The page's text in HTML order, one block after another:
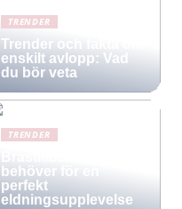
TRENDER
Trender och fakta om
enskilt avlopp: Vad
du bör veta
TRENDER
behöver för en
perfekt
eldningsupplevelse